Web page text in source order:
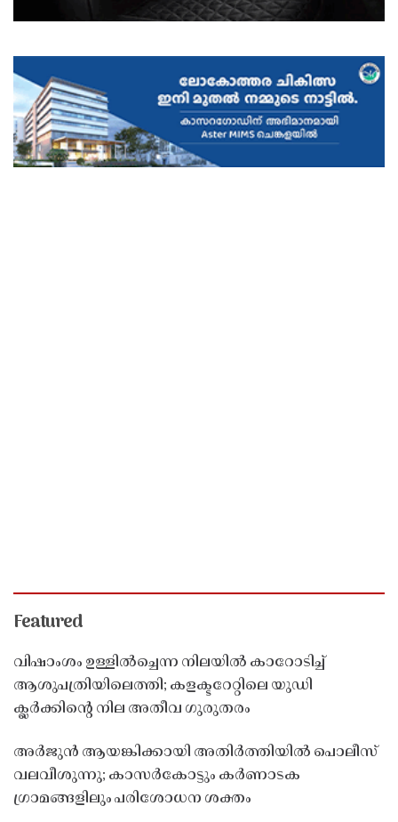
Featured
വിഷാംശം ഉള്ളിൽച്ചെന്ന നിലയിൽ കാറോടിച്ച്
ആശുപത്രിയിലെത്തി; കളക്ടറേറ്റിലെ യുഡി
ക്ലർക്കിൻ്റെ നില അതീവ ഗുരുതരം
അർജുൻ ആയങ്കിക്കായി അതിർത്തിയിൽ പൊലീസ്
വലവീശുന്നു; കാസർകോട്ടും കർണാടക
ഗ്രാമങ്ങളിലും പരിശോധന ശക്തം